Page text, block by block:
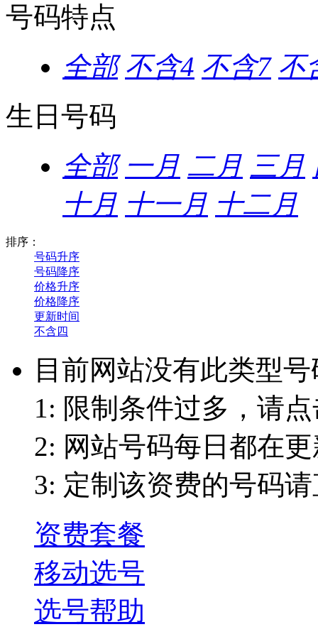
号码特点
全部 不含4 不含7 不
生日号码
全部 一月 二月 三月
十月 十一月 十二月
排序：
号码升序
号码降序
价格升序
价格降序
更新时间
不含四
目前网站没有此类型
1: 限制条件过多，请
2: 网站号码每日都在
3: 定制该资费的号码
资费套餐
移动选号
选号帮助